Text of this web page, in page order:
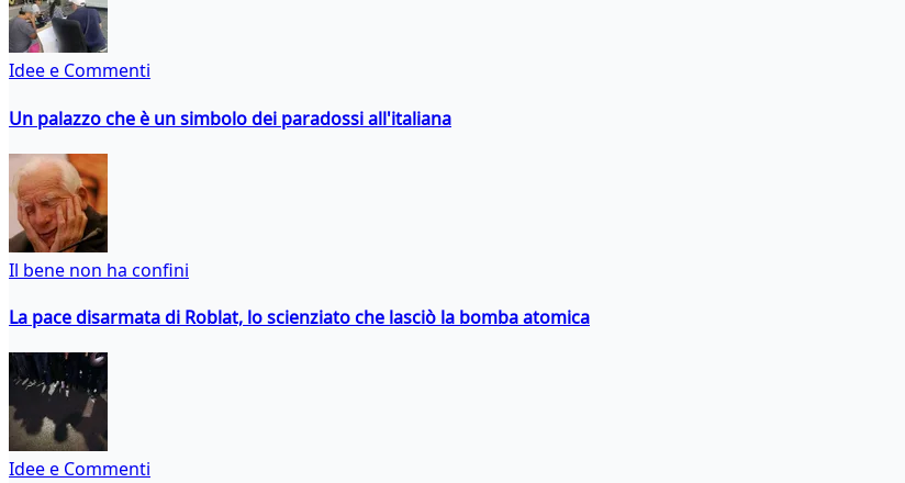
Idee e Commenti
Un palazzo che è un simbolo dei paradossi all'italiana
Il bene non ha confini
La pace disarmata di Roblat, lo scienziato che lasciò la bomba atomica
Idee e Commenti